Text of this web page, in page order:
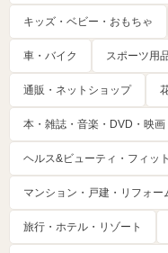
キッズ・ベビー・おもちゃ
車・バイク スポーツ用
通販・ネットショップ
本・雑誌・音楽・DVD・映画
ヘルス&ビューティ・フィッ
マンション・戸建・リフォー
旅行・ホテル・リゾート